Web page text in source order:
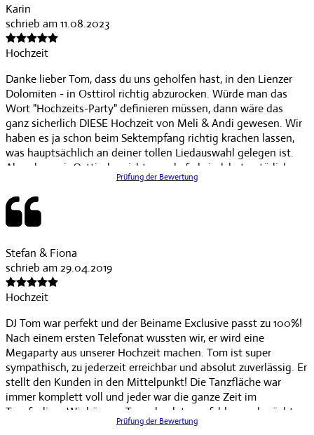
Karin
schrieb am 11.08.2023
Hochzeit
Danke lieber Tom, dass du uns geholfen hast, in den Lienzer
Dolomiten - in Osttirol richtig abzurocken. Würde man das
Wort "Hochzeits-Party" definieren müssen, dann wäre das
ganz sicherlich DIESE Hochzeit von Meli & Andi gewesen. Wir
haben es ja schon beim Sektempfang richtig krachen lassen,
was hauptsächlich an deiner tollen Liedauswahl gelegen ist.
Aber dass wir Osttiroler nicht gerade fad sind, hat natürlich
auch geholfen... Es war so ein schönes Fest. Danke, dass du
wesentlich dazu beigetragen hast, es einzigartig zu machen.
Prüfung der Bewertung
Stefan & Fiona
schrieb am 29.04.2019
Hochzeit
DJ Tom war perfekt und der Beiname Exclusive passt zu 100%!
Nach einem ersten Telefonat wussten wir, er wird eine
Megaparty aus unserer Hochzeit machen. Tom ist super
sympathisch, zu jederzeit erreichbar und absolut zuverlässig. Er
stellt den Kunden in den Mittelpunkt! Die Tanzfläche war
immer komplett voll und jeder war die ganze Zeit im
Tanzfeeling. Wir können Tom absolut empfehlen und möchten
uns noch einmal ganz herzlich bei Tom bedanken.
Prüfung der Bewertung